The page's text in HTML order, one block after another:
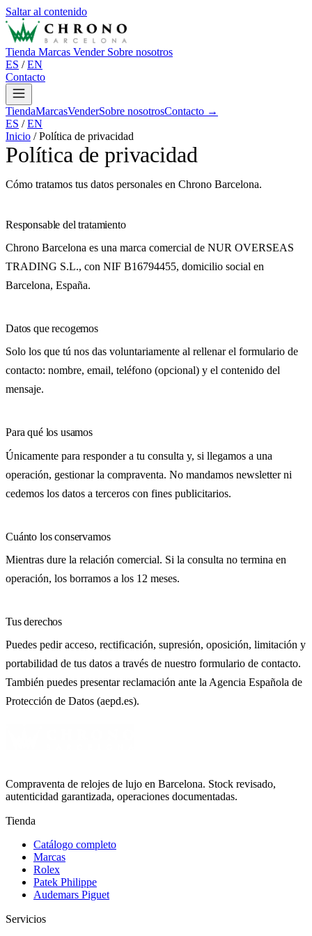
Saltar al contenido
Tienda Marcas Vender Sobre nosotros
ES / EN
Contacto
TiendaMarcasVenderSobre nosotrosContacto →
ES / EN
Inicio / Política de privacidad
Política de privacidad
Cómo tratamos tus datos personales en Chrono Barcelona.
Responsable del tratamiento
Chrono Barcelona es una marca comercial de NUR OVERSEAS
TRADING S.L., con NIF B16794455, domicilio social en
Barcelona, España.
Datos que recogemos
Solo los que tú nos das voluntariamente al rellenar el formulario de
contacto: nombre, email, teléfono (opcional) y el contenido del
mensaje.
Para qué los usamos
Únicamente para responder a tu consulta y, si llegamos a una
operación, gestionar la compraventa. No mandamos newsletter ni
cedemos los datos a terceros con fines publicitarios.
Cuánto los conservamos
Mientras dure la relación comercial. Si la consulta no termina en
operación, los borramos a los 12 meses.
Tus derechos
Puedes pedir acceso, rectificación, supresión, oposición, limitación y
portabilidad de tus datos a través de nuestro formulario de contacto.
También puedes presentar reclamación ante la Agencia Española de
Protección de Datos (aepd.es).
Compraventa de relojes de lujo en Barcelona. Stock revisado,
autenticidad garantizada, operaciones documentadas.
Tienda
Catálogo completo
Marcas
Rolex
Patek Philippe
Audemars Piguet
Servicios